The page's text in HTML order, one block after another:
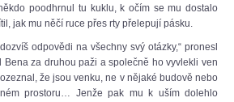
poodhrnul tu kuklu, k očím se mu dostalo
jak mu něčí ruce přes rty přelepují pásku.
odpovědi na všechny svý otázky,“ pronesl
Bena za druhou paži a společně ho vyvlekli ven
že jsou venku, ne v nějaké budově nebo
prostoru… Jenže pak mu k uším dolehlo